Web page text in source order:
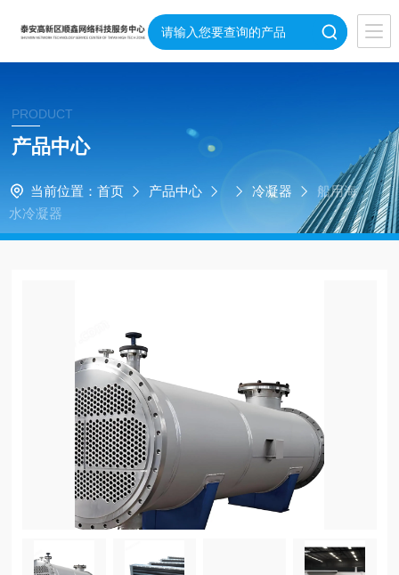
PRODUCT
产品中心
当前位置： 首页 产品中心 冷凝器
船用海
水冷凝器